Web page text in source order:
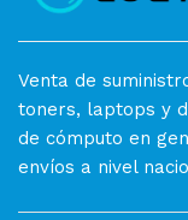
Venta de
toners, laptops y
de cómputo en
envíos a nivel